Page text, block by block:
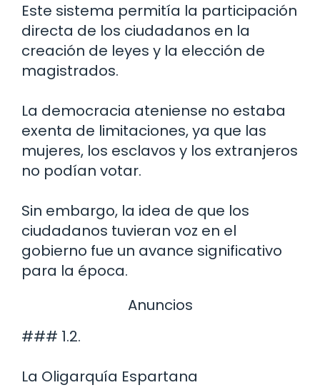
Este sistema permitía la participación
directa de los ciudadanos en la
creación de leyes y la elección de
magistrados.
La democracia ateniense no estaba
exenta de limitaciones, ya que las
mujeres, los esclavos y los extranjeros
no podían votar.
Sin embargo, la idea de que los
ciudadanos tuvieran voz en el
gobierno fue un avance significativo
para la época.
Anuncios
### 1.2.
La Oligarquía Espartana